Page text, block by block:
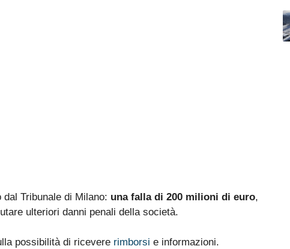
Tribunale di Milano: una falla di 200 milioni di euro,
ulteriori danni penali della società.
possibilità di ricevere rimborsi e informazioni.